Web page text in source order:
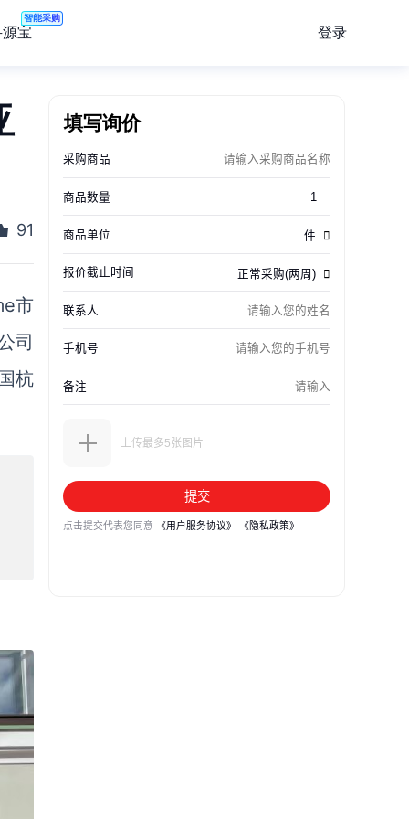
宝
智能采购
登录
91
市
司
杭
填写询价